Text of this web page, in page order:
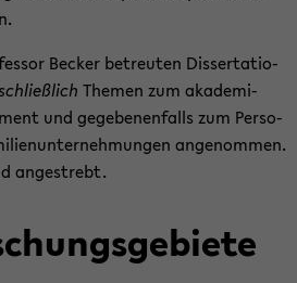
Be­cker be­treu­ten Dis­ser­ta­tio­
The­men zum aka­de­mi­
und ge­ge­be­nen­falls zum Per­so­
an­ge­nom­men.
an­ge­strebt.